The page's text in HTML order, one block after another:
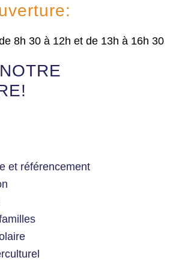
8h 30 à 12h et de 13h à 16h 30
et référencement